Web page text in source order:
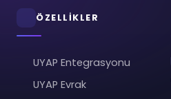
ÖZELLİKLER
UYAP Entegrasyonu
UYAP Evrak